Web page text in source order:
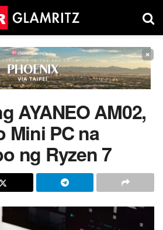
×
AYANEO AM02,
Mini PC na
ng Ryzen 7